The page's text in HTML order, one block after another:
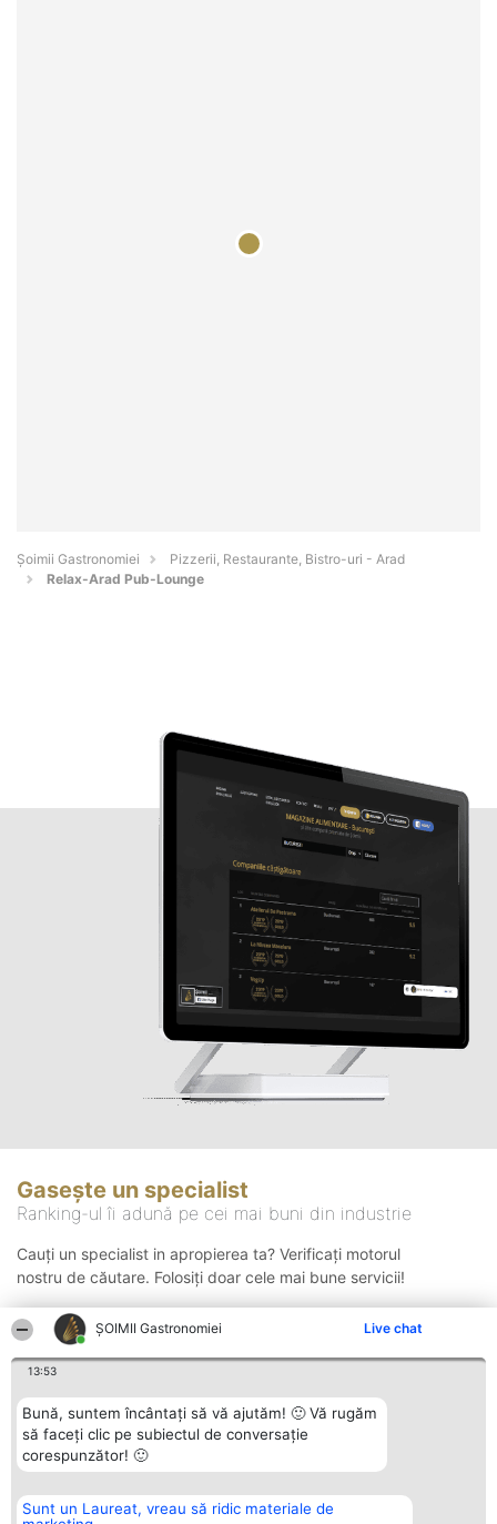
ȘOIMII Gastronomiei Live chat
13:53
Bună, suntem încântați să vă ajutăm! 🙂 Vă rugăm
să faceți clic pe subiectul de conversație
corespunzător! 🙂
Sunt un Laureat, vreau să ridic materiale de
Șoimii Gastronomiei
Pizzerii, Restaurante, Bistro-uri - Arad
Relax-Arad Pub-Lounge
Gasește un specialist
Ranking-ul îi adună pe cei mai buni din industrie
Cauți un specialist in apropierea ta? Verificați motorul
nostru de căutare. Folosiți doar cele mai bune servicii!
Organizator Ranking Plebiscyt Contact